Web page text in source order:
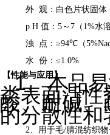
外 观：白色片状固体
p H 值： 5 ～ 7 （ 1%水
浊 点 ： ≥94℃ （
水 份： ≤1.0%
【性能与应用】
1、本品
类表面活性
酸、耐碱、
的分散性
2、用于毛/腈混纺织